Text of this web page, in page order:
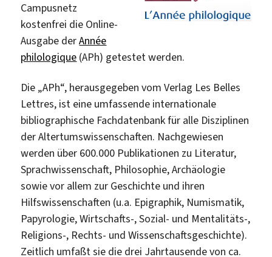
Campusnetz
kostenfrei die Online-
Ausgabe derAnnée
philologique (APh) getestet werden.
Die „APh“, herausgegeben vom Verlag Les Belles
Lettres, ist eine umfassende internationale
bibliographische Fachdatenbank für alle Disziplinen
der Altertumswissenschaften. Nachgewiesen
werden über 600.000 Publikationen zu Literatur,
Sprachwissenschaft, Philosophie, Archäologie
sowie vor allem zur Geschichte und ihren
Hilfswissenschaften (u.a. Epigraphik, Numismatik,
Papyrologie, Wirtschafts-, Sozial- und Mentalitäts-,
Religions-, Rechts- und Wissenschaftsgeschichte).
Zeitlich umfaßt sie die drei Jahrtausende von ca.